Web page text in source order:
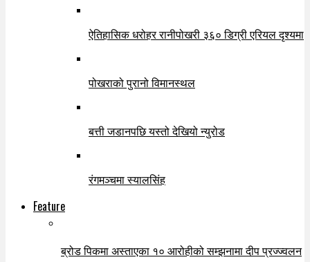
ऐतिहासिक धरोहर रानीपोखरी ३६० डिग्री एरियल दृश्यमा
पोखराको पुरानो विमानस्थल
बत्ती जडानपछि यस्तो देखियो न्युरोड
रंगमञ्चमा स्यालसिंह
Feature
ब्रोड पिकमा अस्ताएका १० आरोहीको सम्झनामा दीप प्रज्ज्वलन